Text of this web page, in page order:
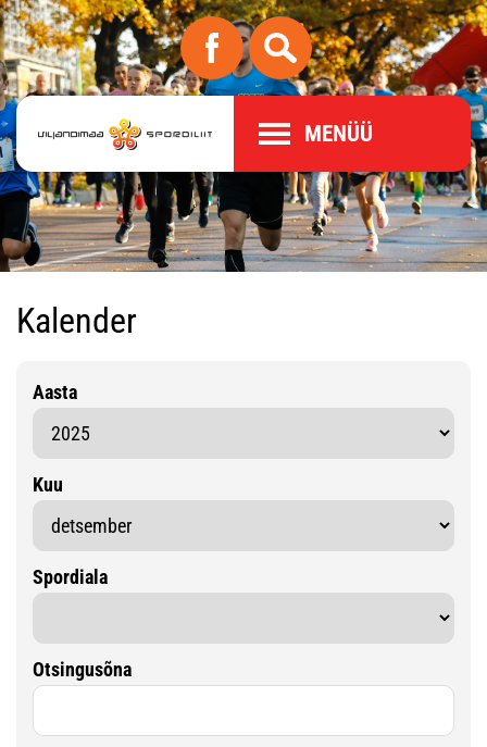
MENÜÜ
Kalender
Aasta
Kuu
Spordiala
Otsingusõna